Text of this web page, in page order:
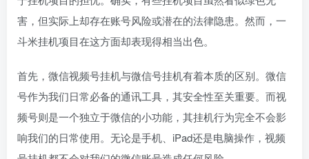
害，但实际上却存在账号风险或潜在的法律隐患。然而，一
斗米挂机项目在这方面却表现得相当出色。
首先，微信视频号挂机与微信号挂机有着本质的区别。微信
号作为我们日常必备的通讯工具，其安全性至关重要。而视
频号则是一个独立于微信的小功能，其挂机行为完全不会影
响我们的日常使用。无论是手机、iPad还是电脑操作，视频